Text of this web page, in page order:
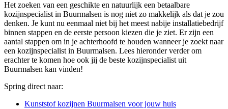
Het zoeken van een geschikte en natuurlijk een betaalbare
kozijnspecialist in Buurmalsen is nog niet zo makkelijk als dat je zou
denken. Je kunt nu eenmaal niet bij het meest nabije installatiebedrijf
binnen stappen en de eerste persoon kiezen die je ziet. Er zijn een
aantal stappen om in je achterhoofd te houden wanneer je zoekt naar
een kozijnspecialist in Buurmalsen. Lees hieronder verder om
erachter te komen hoe ook jij de beste kozijnspecialist uit
Buurmalsen kan vinden!
Spring direct naar:
Kunststof kozijnen Buurmalsen voor jouw huis